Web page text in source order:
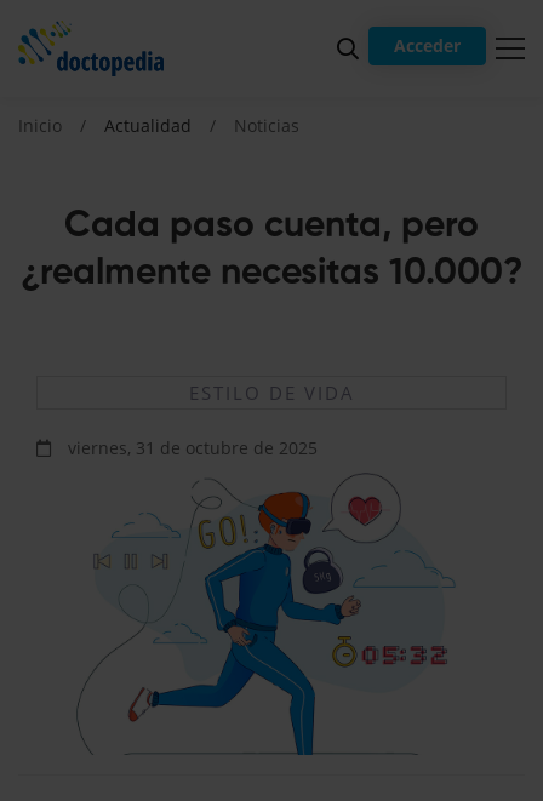
Acceder
Cada paso cuenta, pero
¿realmente necesitas 10.000?
Inicio Actualidad Noticias
ESTILO DE VIDA
viernes, 31 de octubre de 2025